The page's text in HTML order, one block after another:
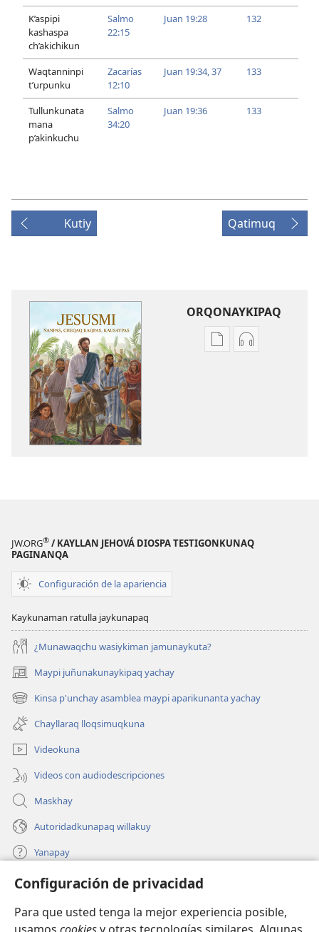
Configuración de privacidad
Para que usted tenga la mejor experiencia posible,
K’aspipi
kashaspa
ch’akichikun
Salmo
22:15
Juan 19:28 132
Waqtanninpi
t’urpunku
Zacarías
12:10
Juan 19:34,37 133
Tullunkunata
mana
p’akinkuchu
Salmo
34:20
Juan 19:36 133
Kutiy Qatimuq
ORQONAYKIPAQ
Kaypi Kaypin
JW.ORG® / KAYLLAN JEHOVÁ DIOSPA TESTIGONKUNAQ
PAGINANQA
Configuración de la apariencia
Kaykunaman ratulla jaykunapaq
¿Munawaqchu wasiykiman jamunaykuta?
Maypi juñunakunaykipaq yachay
(abre
una
nueva
ventana)
Kinsa p'unchay asamblea maypi aparikunanta yachay
(abre
una
nueva
ventana)
Chayllaraq lloqsimuqkuna
Videokuna
Videos con audiodescripciones
Maskhay
Autoridadkunapaq willakuy
Yanapay
Donacionta churanapaq
una
INTERNETPI QELQANCHISKUNA Watchtower™